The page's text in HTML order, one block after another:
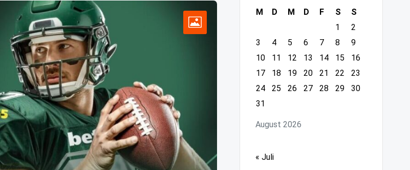
August 2026
M D M D F S
S
1
2
3
4 5 6 7 8
9
10
11 12 13 14 15
16
17
18 19 20 21 22
23
24
25 26 27 28 29
30
31
« Juli